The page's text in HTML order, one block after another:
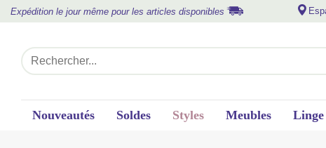
Expédition le jour même pour les articles disponibles
Nouveautés Soldes Styles Meubles Linge